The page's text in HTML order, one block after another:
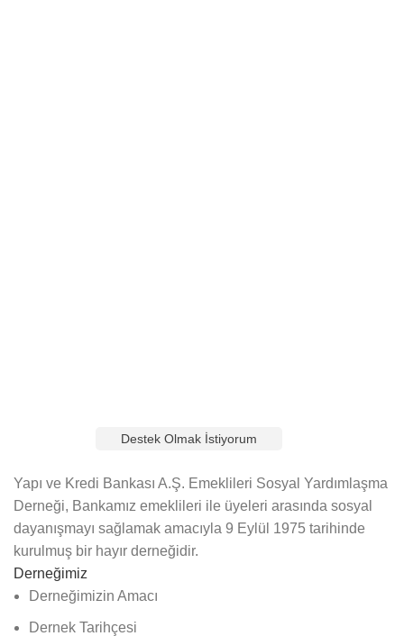
Destek Olmak İstiyorum
Yapı ve Kredi Bankası A.Ş. Emeklileri Sosyal Yardımlaşma
Derneği, Bankamız emeklileri ile üyeleri arasında sosyal
dayanışmayı sağlamak amacıyla 9 Eylül 1975 tarihinde
kurulmuş bir hayır derneğidir.
Derneğimiz
Derneğimizin Amacı
Dernek Tarihçesi